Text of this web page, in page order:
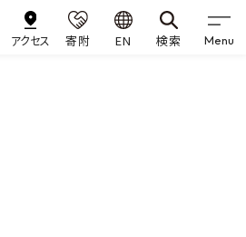
アクセス 寄附 EN 検索 Menu